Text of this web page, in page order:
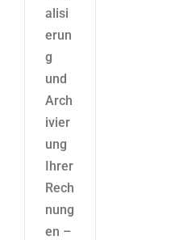
alisi
erun
g
und
Arch
ivier
ung
Ihrer
Rech
nung
en –